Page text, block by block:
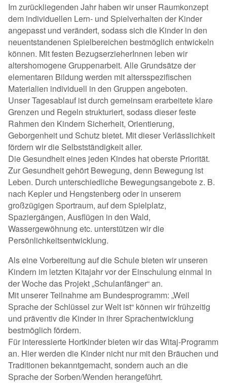
Im zurückliegenden Jahr haben wir unser Raumkonzept
dem individuellen Lern- und Spielverhalten der Kinder
angepasst und verändert, sodass sich die Kinder in den
neuentstandenen Spielbereichen bestmöglich entwickeln
können. Mit festen BezugserzieherInnen leben wir
altershomogene Gruppenarbeit. Alle Grundsätze der
elementaren Bildung werden mit altersspezifischen
Materialien individuell in den Gruppen angeboten.
Unser Tagesablauf ist durch gemeinsam erarbeitete klare
Grenzen und Regeln strukturiert, sodass dieser feste
Rahmen den Kindern Sicherheit, Orientierung,
Geborgenheit und Schutz bietet. Mit dieser Verlässlichkeit
fördern wir die Selbstständigkeit aller.
Die Gesundheit eines jeden Kindes hat oberste Priorität.
Zur Gesundheit gehört Bewegung, denn Bewegung ist
Leben. Durch unterschiedliche Bewegungsangebote z. B.
nach Kepler und Hengstenberg oder in unserem
großzügigen Sportraum, auf dem Spielplatz,
Spaziergängen, Ausflügen in den Wald,
Wassergewöhnung etc. unterstützen wir die
Persönlichkeitsentwicklung.
Als eine Vorbereitung auf die Schule bieten wir unseren
Kindern im letzten Kitajahr vor der Einschulung einmal in
der Woche das Projekt „Schulanfänger“ an.
Mit unserer Teilnahme am Bundesprogramm: „Weil
Sprache der Schlüssel zur Welt ist“ können wir frühzeitig
und präventiv die Kinder in ihrer Sprachentwicklung
bestmöglich fördern.
Für interessierte Hortkinder bieten wir das Witaj-Programm
an. Hier werden die Kinder nicht nur mit den Bräuchen und
Traditionen bekanntgemacht, sondern auch an die
Sprache der Sorben/Wenden herangeführt.